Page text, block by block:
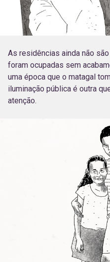
As residências ainda não
foram ocupadas sem
uma época que o matagal
iluminação pública é outra
atenção.